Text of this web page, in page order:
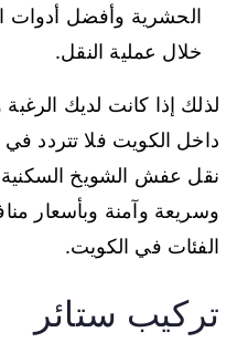
الحشرية وأفضل أدوات
خلال عملية النقل.
لذلك إذا كانت لديك
داخل الكويت فلا تتردد
نقل عفش الشويخ
وسريعة وآمنة وبأسعار
الفئات في الكويت.
تركيب ستائر